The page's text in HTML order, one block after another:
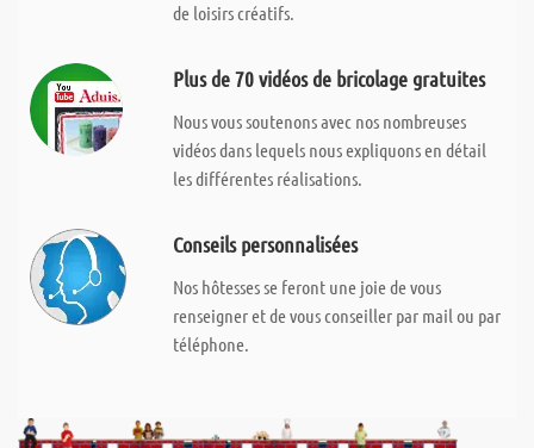
de loisirs créatifs.
Plus de 70 vidéos de bricolage gratuites
Nous vous soutenons avec nos nombreuses
vidéos dans lequels nous expliquons en détail
les différentes réalisations.
Conseils personnalisées
Nos hôtesses se feront une joie de vous
renseigner et de vous conseiller par mail ou par
téléphone.